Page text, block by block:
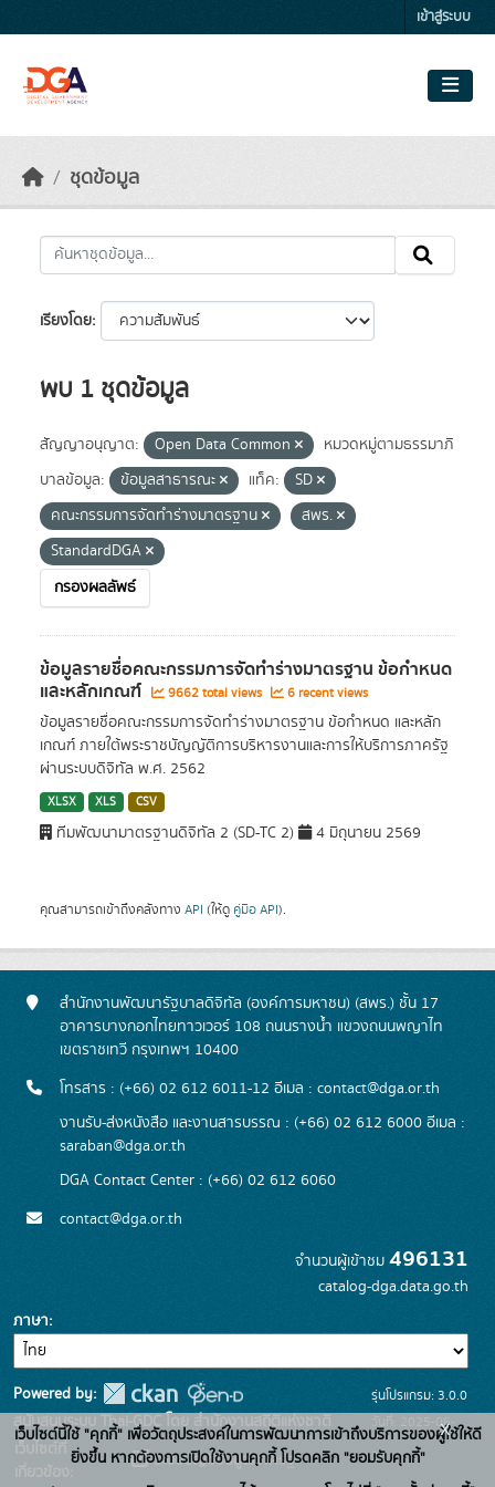
เข้าสู่ระบบ
ชุดข้อมูล
เรียงโดย
พบ 1 ชุดข้อมูล
สัญญาอนุญาต: Open Data Common
หมวดหมู่ตามธรรมาภิ
บาลข้อมูล:
ข้อมูลสาธารณะ แท็ค:
SD
คณะกรรมการจัดทำร่างมาตรฐาน
สพร.
StandardDGA
กรองผลลัพธ์
ข้อมูลรายชื่อคณะกรรมการจัดทำร่างมาตรฐาน ข้อกำหนด
และหลักเกณฑ์ 9662 total views 6 recent views
ข้อมูลรายชื่อคณะกรรมการจัดทำร่างมาตรฐาน ข้อกำหนด และหลัก
เกณฑ์ ภายใต้พระราชบัญญัติการบริหารงานและการให้บริการภาครัฐ
ผ่านระบบดิจิทัล พ.ศ. 2562
XLSX XLS CSV
ทีมพัฒนามาตรฐานดิจิทัล 2 (SD-TC 2) 4 มิถุนายน 2569
คุณสามารถเข้าถึงคลังทาง API (ให้ดู คู่มือ API).
สำนักงานพัฒนารัฐบาลดิจิทัล (องค์การมหาชน) (สพร.) ชั้น 17
อาคารบางกอกไทยทาวเวอร์ 108 ถนนรางน้ำ แขวงถนนพญาไท
เขตราชเทวี กรุงเทพฯ 10400
โทรสาร : (+66) 02 612 6011-12 อีเมล : contact@dga.or.th
งานรับ-ส่งหนังสือ และงานสารบรรณ : (+66) 02 612 6000 อีเมล :
saraban@dga.or.th
DGA Contact Center : (+66) 02 612 6060
contact@dga.or.th
จำนวนผู้เข้าชม 496131
catalog-dga.data.go.th
ภาษา
Powered by:
สนับสนุนระบบ Thai-GDC โดย สำนักงานสถิติแห่งชาติ
เว็บไซต์ที่
เกี่ยวข้อง:
ระบบบัญชีข้อมูลภาครัฐ
รุ่นโปรแกรม: 3.0.0
วันที่: 2025-06-
26
เว็บไซต์นี้ใช้ "คุกกี้" เพื่อวัตถุประสงค์ในการพัฒนาการเข้าถึงบริการของผู้ใช้ให้ดี
ยิ่งขึ้น หากต้องการเปิดใช้งานคุกกี้ โปรดคลิก "ยอมรับคุกกี้"
x